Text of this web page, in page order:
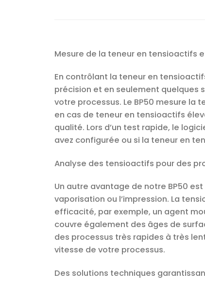
Mesure de la teneur en tensioactifs
En contrôlant la teneur en
précision et en seulement quelques
votre processus. Le BP50 mesure
en cas de teneur en tensioactifs
qualité. Lors d’un test rapide, le
avez configurée ou si la teneur en
Analyse des tensioactifs pour des
Un autre avantage de notre BP50
vaporisation ou l’impression. La
efficacité, par exemple, un agent
couvre également des âges de
des processus très rapides à très
vitesse de votre processus.
Des solutions techniques